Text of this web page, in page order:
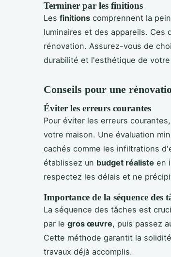
Terminer par les finitions
Les finitions comprennent la
luminaires et des appareils.
rénovation. Assurez-vous de
durabilité et l'esthétique de
Conseils pour une
Éviter les erreurs courantes
Pour éviter les erreurs
votre maison. Une évaluation
cachés comme les infiltrations
établissez un budget réaliste en
respectez les délais et ne
Importance de la séquence des
La séquence des tâches est
par le gros œuvre, puis passez
Cette méthode garantit la
travaux déjà accomplis.